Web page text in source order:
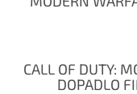
CALL OF DUTY:
DOPADLO